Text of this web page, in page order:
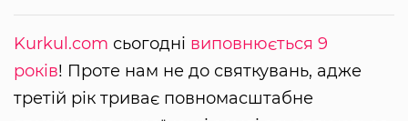
Kurkul.com сьогодні виповнюється 9
років! Проте нам не до святкувань, адже
третій рік триває повномасштабне